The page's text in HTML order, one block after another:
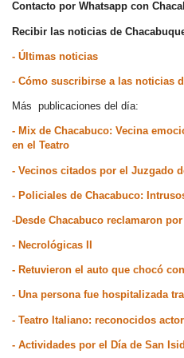
Contacto por Whatsapp con
Recibir las noticias de
- Últimas noticias
- Cómo suscribirse a las noticias
Más publicaciones del día:
- Mix de Chacabuco: Vecina
en el Teatro
- Vecinos citados por el Juzgado
- Policiales de Chacabuco:
-Desde Chacabuco reclamaron
- Necrológicas II
- Retuvieron el auto que chocó
- Una persona fue hospitalizada
- Teatro Italiano: reconocidos
- Actividades por el Día de San